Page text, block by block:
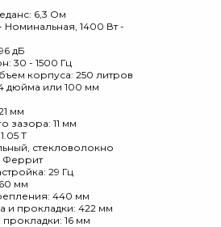
6,3 Ом
1400 Вт -
дБ
30 - 1500 Гц
корпуса: 250 литров
дюйма или 100 мм
мм
зазора: 11 мм
T
стекловолокно
Феррит
29 Гц
мм
440 мм
и прокладки: 422 мм
16 мм